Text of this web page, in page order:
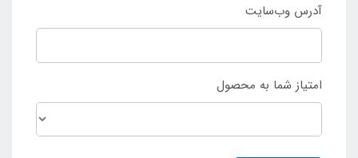
آدرس وب‌سایت
امتیاز شما به محصول